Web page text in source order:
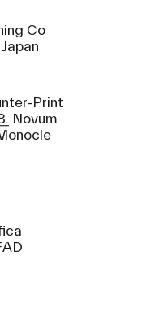
Co
Print
Novum